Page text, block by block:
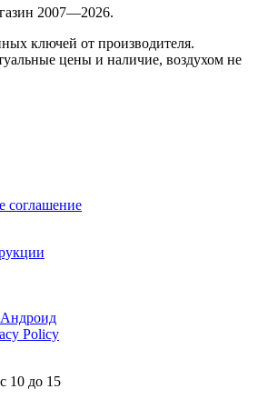
2007—2026.
ключей от производителя.
цены и наличие, воздухом не
соглашение
Андроид
Policy
10 до 15